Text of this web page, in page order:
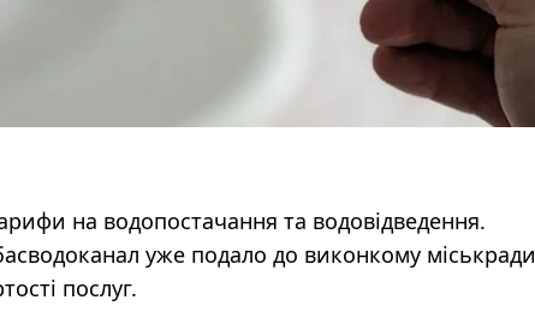
на водопостачання та водовідведення.
уже подало до виконкому міськради
послуг.